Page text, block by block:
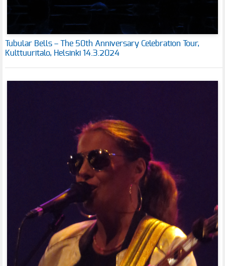
Tubular Bells – The 50th Anniversary Celebration Tour,
Kulttuuritalo, Helsinki 14.3.2024